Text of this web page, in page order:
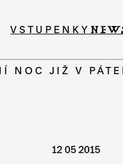
VSTUPENKY
NOC JIŽ V
12 05 2015